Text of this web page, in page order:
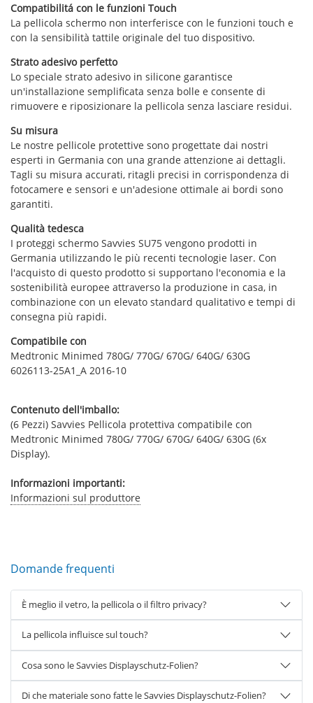
Compatibilitá con le funzioni Touch
La pellicola schermo non interferisce con le funzioni touch e
con la sensibilità tattile originale del tuo dispositivo.
Strato adesivo perfetto
Lo speciale strato adesivo in silicone garantisce
un'installazione semplificata senza bolle e consente di
rimuovere e riposizionare la pellicola senza lasciare residui.
Su misura
Le nostre pellicole protettive sono progettate dai nostri
esperti in Germania con una grande attenzione ai dettagli.
Tagli su misura accurati, ritagli precisi in corrispondenza di
fotocamere e sensori e un'adesione ottimale ai bordi sono
garantiti.
Qualità tedesca
I proteggi schermo Savvies SU75 vengono prodotti in
Germania utilizzando le più recenti tecnologie laser. Con
l'acquisto di questo prodotto si supportano l'economia e la
sostenibilità europee attraverso la produzione in casa, in
combinazione con un elevato standard qualitativo e tempi di
consegna più rapidi.
Compatibile con
Medtronic Minimed 780G/ 770G/ 670G/ 640G/ 630G
6026113-25A1_A 2016-10
Contenuto dell'imballo:
(6 Pezzi) Savvies Pellicola protettiva compatibile con
Medtronic Minimed 780G/ 770G/ 670G/ 640G/ 630G (6x
Display).
Informazioni importanti:
Informazioni sul produttore
Domande frequenti
È meglio il vetro, la pellicola o il filtro privacy?
La pellicola influisce sul touch?
Cosa sono le Savvies Displayschutz-Folien?
Di che materiale sono fatte le Savvies Displayschutz-Folien?